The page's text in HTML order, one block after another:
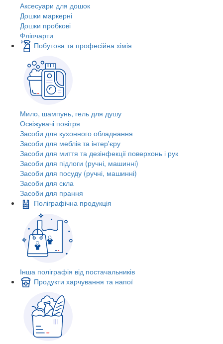
Аксесуари для дошок
Дошки маркерні
Дошки пробкові
Фліпчарти
Побутова та професійна хімія
Мило, шампунь, гель для душу
Освіжувачі повітря
Засоби для кухонного обладнання
Засоби для меблів та інтер'єру
Засоби для миття та дезінфекції поверхонь і рук
Засоби для підлоги (ручні, машинні)
Засоби для посуду (ручні, машинні)
Засоби для скла
Засоби для прання
Поліграфічна продукція
Інша поліграфія від постачальників
Продукти харчування та напої